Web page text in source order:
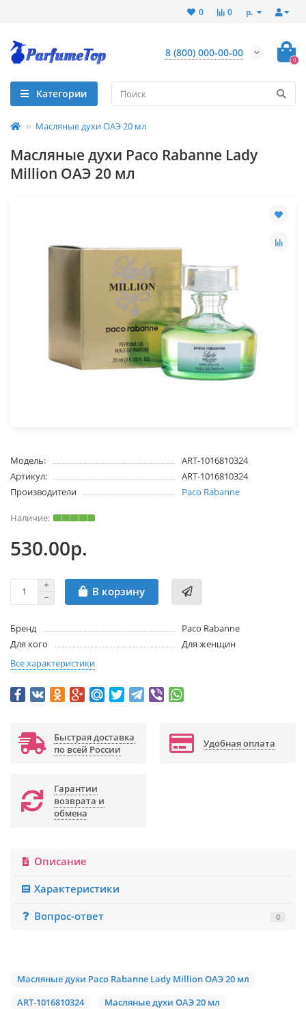
р.
0
0
8 (800) 000-00-00
0
Категории
Масляные духи ОАЭ 20 мл
Масляные духи Paco Rabanne Lady
Million ОАЭ 20 мл
Модель:
ART-1016810324
Артикул:
ART-1016810324
Производители
Paco Rabanne
530.00р.
В корзину
Бренд
Paco Rabanne
Для кого
Для женщин
Все характеристики
Быстрая доставка
по всей России
Удобная оплата
Гарантии
возврата и
обмена
Описание
Характеристики
Вопрос-ответ
0
Масляные духи Paco Rabanne Lady Million ОАЭ 20 мл
ART-1016810324
Масляные духи ОАЭ 20 мл